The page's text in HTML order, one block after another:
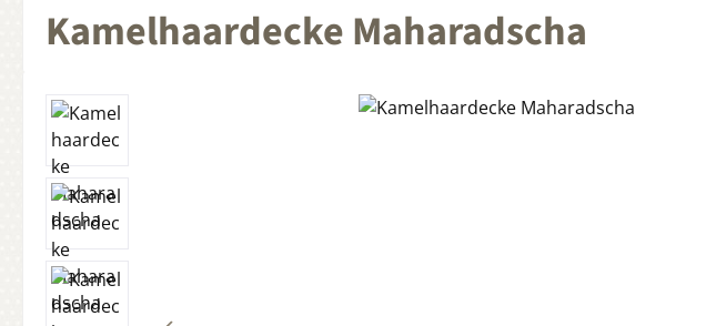
Kamelhaardecke Maharadscha
Bildergalerie überspringen